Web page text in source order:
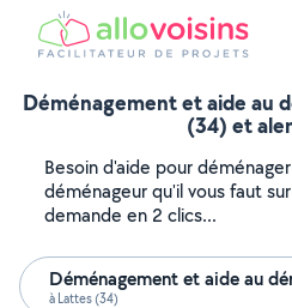
Déménagement et aide au
(34) et
Besoin d'aide pour
déménageur qu'il vous faut
demande en 2 clics...
Déménagement et aide au
à Lattes (34)